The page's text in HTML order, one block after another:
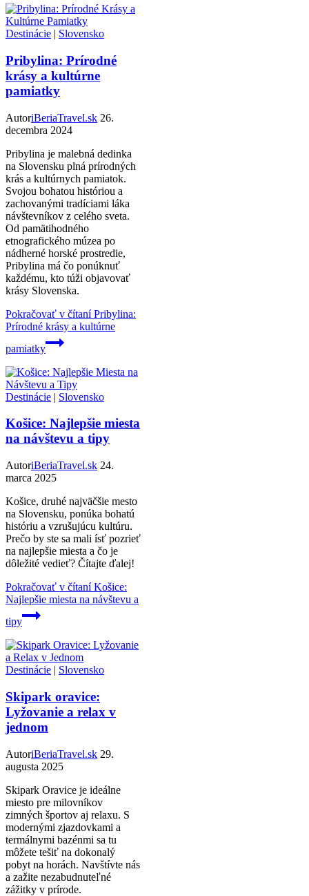
Destinácie | Slovensko
Pribylina: Prírodné
krásy a kultúrne
pamiatky
AutoriBeriaTravel.sk 26.
decembra 2024
Pribylina je malebná dedinka
na Slovensku plná prírodných
krás a kultúrnych pamiatok.
Svojou bohatou históriou a
zachovanými tradíciami láka
návštevníkov z celého sveta.
Od pamätihodného
etnografického múzea po
nádherné horské prostredie,
Pribylina má čo ponúknuť
každému, kto túži objavovať
krásy Slovenska.
Pokračovať v čítaníPribylina:
Prírodné krásy a kultúrne
pamiatky
Destinácie | Slovensko
Košice: Najlepšie miesta
na návštevu a tipy
AutoriBeriaTravel.sk 24.
marca 2025
Košice, druhé najväčšie mesto
na Slovensku, ponúka bohatú
históriu a vzrušujúcu kultúru.
Prečo by ste sa mali ísť pozrieť
na najlepšie miesta a čo je
dôležité vedieť? Čítajte ďalej!
Pokračovať v čítaníKošice:
Najlepšie miesta na návštevu a
tipy
Destinácie | Slovensko
Skipark oravice:
Lyžovanie a relax v
jednom
AutoriBeriaTravel.sk 29.
augusta 2025
Skipark Oravice je ideálne
miesto pre milovníkov
zimných športov aj relaxu. S
modernými zjazdovkami a
termálnymi bazénmi sa tu
môžete tešiť na dokonalý
pobyt na horách. Navštívte nás
a zažite nezabudnuteľné
zážitky v prírode.